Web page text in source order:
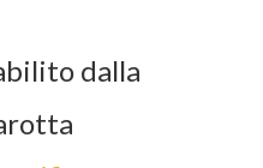
dalla